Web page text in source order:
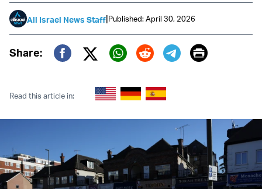
All Israel News Staff|Published: April 30, 2026
Share:
Twitter (X)
Print
Read this article in: